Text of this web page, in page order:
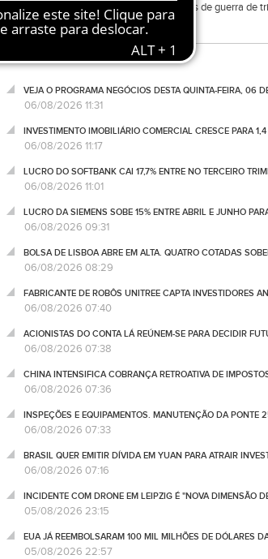
sua ofensiva no Donbass, após seis meses de guerra de
VEJA O PROGRAMA NEGÓCIOS DESTA QUINTA-FEIRA, 06
06/08/2026 11:31
INVESTIMENTO IMOBILIÁRIO COMERCIAL CRESCE PARA
06/08/2026 11:17
LUCRO DO SOFTBANK CAI 17,7% ENTRE NO TERCEIRO
06/08/2026 11:01
LUCRO DA SIEMENS SOBE 15% ENTRE ABRIL E JUNHO
06/08/2026 09:31
BOLSA DE LISBOA ABRE EM ALTA. QUATRO COTADAS
06/08/2026 08:29
FABRICANTE DE ROBÔS UNITREE CAPTA INVESTIDORES
06/08/2026 07:40
ACIONISTAS DO CONTA LÁ REÚNEM-SE PARA DECIDIR
06/08/2026 07:38
CHINA INTENSIFICA COBRANÇA RETROATIVA DE
06/08/2026 07:36
INSPEÇÕES E EQUIPAMENTOS. MANUTENÇÃO DA PONTE
06/08/2026 07:33
BRASIL QUER EMITIR DÍVIDA EM YUAN PARA ATRAIR
06/08/2026 07:16
INCIDENTE COM DRONE EM LEIPZIG É "NOVA DIMENSÃO
05/08/2026 23:15
EUA JÁ REEMBOLSARAM 100 MIL MILHÕES DE DÓLARES
05/08/2026 22:57